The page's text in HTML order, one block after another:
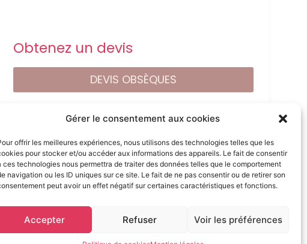
Gérer le consentement aux cookies
offrir les meilleures expériences, nous utilisons des technologies telles que les
pour stocker et/ou accéder aux informations des appareils. Le fait de consentir
ces technologies nous permettra de traiter des données telles que le comportement
navigation ou les ID uniques sur ce site. Le fait de ne pas consentir ou de retirer son
peut avoir un effet négatif sur certaines caractéristiques et fonctions.
Accepter Refuser Voir les préférences
Obtenez un devis
DEVIS OBSÈQUES
DEVIS PRÉVOYANCE
DEVIS MARBRERIE
reservés